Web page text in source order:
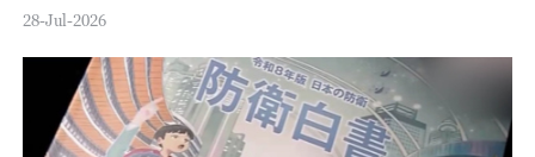
28-Jul-2026